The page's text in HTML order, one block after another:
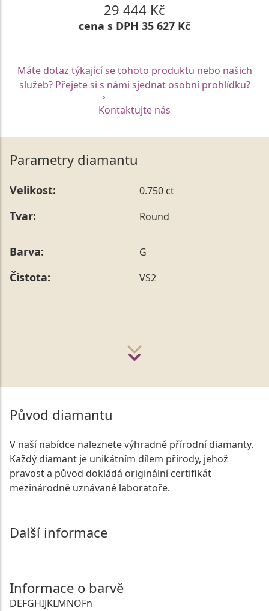
29 444 Kč
cena s DPH 35 627 Kč
Máte dotaz týkající se tohoto produktu nebo našich
služeb? Přejete si s námi sjednat osobní prohlídku?
Kontaktujte nás
Parametry diamantu
Velikost: 0.750 ct
Tvar: Round
Barva: G
Čistota: VS2
Původ diamantu
V naší nabídce naleznete výhradně přírodní diamanty.
Každý diamant je unikátním dílem přírody, jehož
pravost a původ dokládá originální certifikát
mezinárodně uznávané laboratoře.
Další informace
Informace o barvě
DEFGHIJKLMNOFn